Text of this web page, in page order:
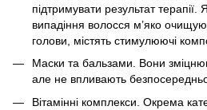
підтримувати результат терапії.
випадіння волосся м’яко
голови, містять стимулюючі
Маски та бальзами. Вони
але не впливають
Вітамінні комплекси. Окрема